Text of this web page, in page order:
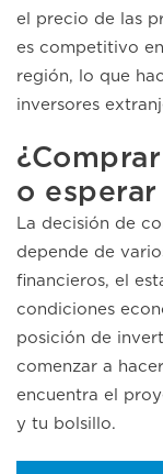
el precio de las
es competitivo
región, lo que
inversores
o
La decisión de
depende de
financieros, el
condiciones
posición de
comenzar a
encuentra el
y tu bolsillo.